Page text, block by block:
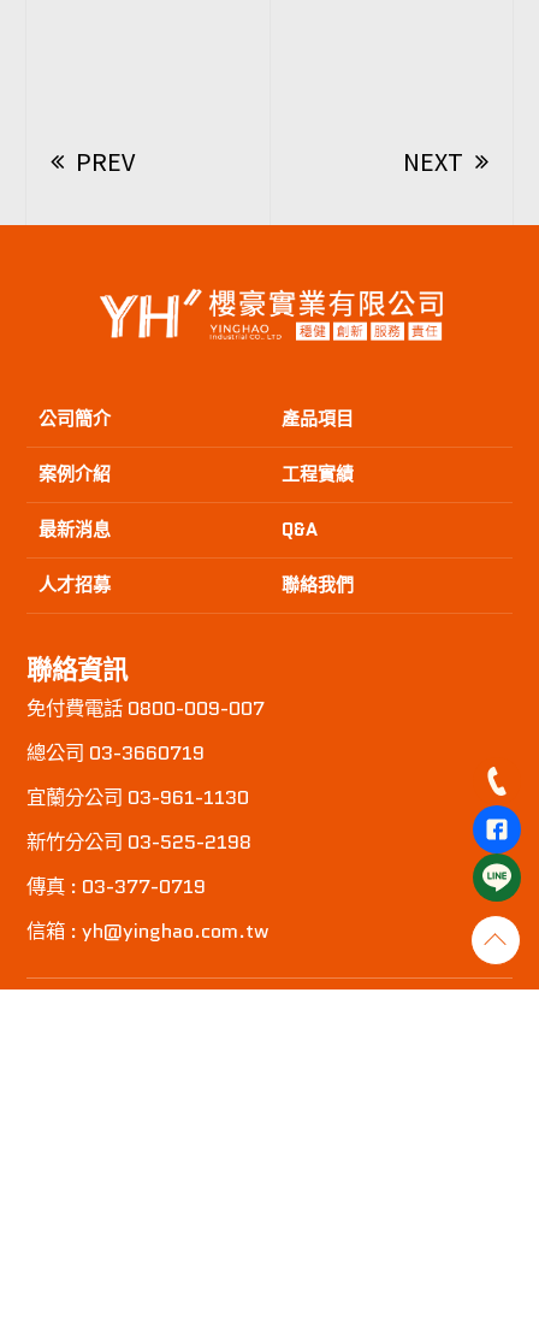
PREV NEXT
公司簡介 產品項目
案例介紹 工程實績
最新消息 Q&A
人才招募 聯絡我們
聯絡資訊
免付費電話 0800-009-007
總公司 03-3660719
宜蘭分公司 03-961-1130
新竹分公司 03-525-2198
傳真 : 03-377-0719
信箱 : yh@yinghao.com.tw